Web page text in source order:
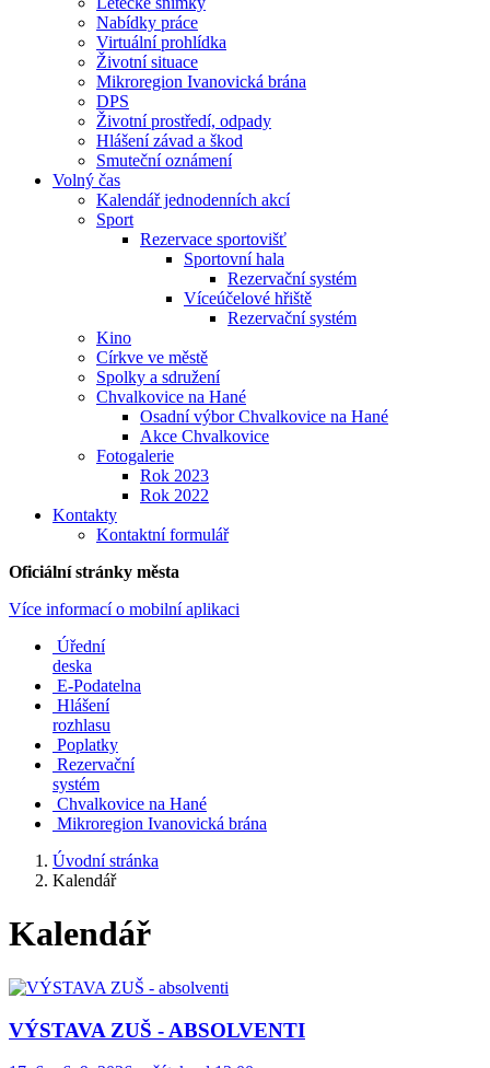
Nabídky práce
Virtuální prohlídka
Životní situace
Mikroregion Ivanovická brána
DPS
Životní prostředí, odpady
Hlášení závad a škod
Smuteční oznámení
Volný čas
Kalendář jednodenních akcí
Sport
Rezervace sportovišť
Sportovní hala
Rezervační systém
Víceúčelové hřiště
Rezervační systém
Kino
Církve ve městě
Spolky a sdružení
Chvalkovice na Hané
Osadní výbor Chvalkovice na Hané
Akce Chvalkovice
Fotogalerie
Rok 2023
Rok 2022
Kontakty
Kontaktní formulář
Oficiální stránky města
Více informací o mobilní aplikaci
Úřední
deska
E-Podatelna
Hlášení
rozhlasu
Poplatky
Rezervační
systém
Chvalkovice na Hané
Mikroregion Ivanovická brána
Úvodní stránka
Kalendář
Kalendář
VÝSTAVA ZUŠ - ABSOLVENTI